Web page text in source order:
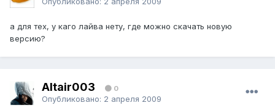
а для тех, у каго лайва нету, где можно скачать новую
версию?
Altair003 0
Опубликовано: 2 апреля 2009